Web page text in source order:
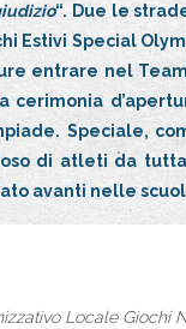
“. Due le
Estivi Special
entrare nel
cerimonia
Speciale,
di atleti da
avanti nelle
Locale Giochi